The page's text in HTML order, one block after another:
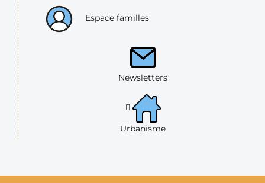
Espace familles
Newsletters
Urbanisme